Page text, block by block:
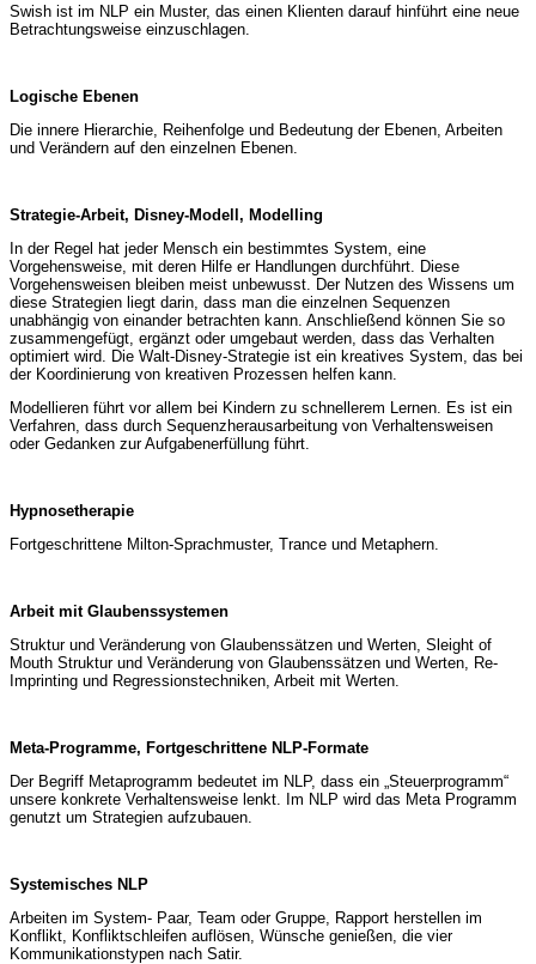
Swish ist im NLP ein Muster, das einen Klienten darauf hinführt eine neue
Betrachtungsweise einzuschlagen.
Logische Ebenen
Die innere Hierarchie, Reihenfolge und Bedeutung der Ebenen, Arbeiten
und Verändern auf den einzelnen Ebenen.
Strategie-Arbeit, Disney-Modell, Modelling
In der Regel hat jeder Mensch ein bestimmtes System, eine
Vorgehensweise, mit deren Hilfe er Handlungen durchführt. Diese
Vorgehensweisen bleiben meist unbewusst. Der Nutzen des Wissens um
diese Strategien liegt darin, dass man die einzelnen Sequenzen
unabhängig von einander betrachten kann. Anschließend können Sie so
zusammengefügt, ergänzt oder umgebaut werden, dass das Verhalten
optimiert wird. Die Walt-Disney-Strategie ist ein kreatives System, das bei
der Koordinierung von kreativen Prozessen helfen kann.
Modellieren führt vor allem bei Kindern zu schnellerem Lernen. Es ist ein
Verfahren, dass durch Sequenzherausarbeitung von Verhaltensweisen
oder Gedanken zur Aufgabenerfüllung führt.
Hypnosetherapie
Fortgeschrittene Milton-Sprachmuster, Trance und Metaphern.
Arbeit mit Glaubenssystemen
Struktur und Veränderung von Glaubenssätzen und Werten, Sleight of
Mouth Struktur und Veränderung von Glaubenssätzen und Werten, Re-
Imprinting und Regressionstechniken, Arbeit mit Werten.
Meta-Programme, Fortgeschrittene NLP-Formate
Der Begriff Metaprogramm bedeutet im NLP, dass ein „Steuerprogramm“
unsere konkrete Verhaltensweise lenkt. Im NLP wird das Meta Programm
genutzt um Strategien aufzubauen.
Systemisches NLP
Arbeiten im System- Paar, Team oder Gruppe, Rapport herstellen im
Konflikt, Konfliktschleifen auflösen, Wünsche genießen, die vier
Kommunikationstypen nach Satir.